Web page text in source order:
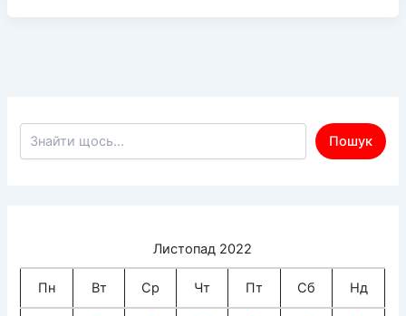
імітують
турботу
Пошук по сайту
Пошук
Листопад 2022
Пн Вт Ср Чт Пт Сб Нд